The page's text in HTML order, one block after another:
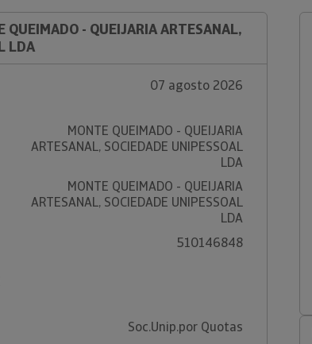
- QUEIJARIA ARTESANAL,
LDA
07 agosto 2026
MONTE QUEIMADO - QUEIJARIA
ARTESANAL, SOCIEDADE UNIPESSOAL
LDA
MONTE QUEIMADO - QUEIJARIA
ARTESANAL, SOCIEDADE UNIPESSOAL
LDA
510146848
Soc.Unip.por Quotas